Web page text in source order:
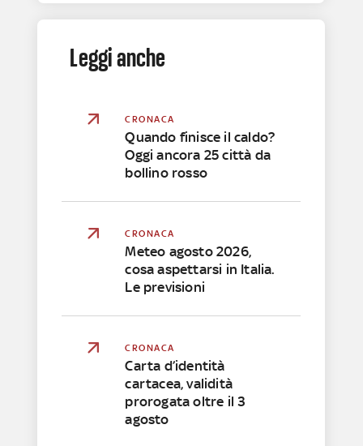
Leggi anche
CRONACA
Quando finisce il caldo?
Oggi ancora 25 città da
bollino rosso
CRONACA
Meteo agosto 2026,
cosa aspettarsi in Italia.
Le previsioni
CRONACA
Carta d’identità
cartacea, validità
prorogata oltre il 3
agosto